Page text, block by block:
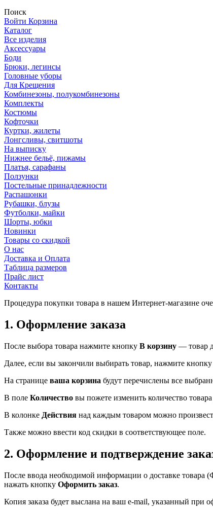
Поиск
Войти Корзина
Каталог
Все изделия
Аксесcуары
Боди
Брюки, легинсы
Головные уборы
Для Крещения
Комбинезоны, полукомбинезоны
Комплекты
Костюмы
Кофточки
Куртки, жилеты
Лонгсливы, свитшоты
На выписку
Нижнее бельё, пижамы
Платья, сарафаны
Ползунки
Постельные принадлежности
Распашонки
Рубашки, блузы
Футболки, майки
Шорты, юбки
Новинки
Товары со скидкой
О нас
Доставка и Оплата
Таблица размеров
Прайс лист
Контакты
Процедура покупки товара в нашем Интернет-магазине
1. Оформление заказа
После выбора товара нажмите кнопку В корзину — товар
Далее, если вы закончили выбирать товар, нажмите кнопку
На странице ваша корзина будут перечислены все
В поле Количество вы пожете изменить количество
В колонке Действия над каждым товаром можно
Также можно ввести код скидки в соответствующее поле.
2. Оформление и подтверждение
После ввода необходимой информации о доставке товара
нажать кнопку Оформить заказ.
Копия заказа будет выслана на ваш e-mail, указанный при